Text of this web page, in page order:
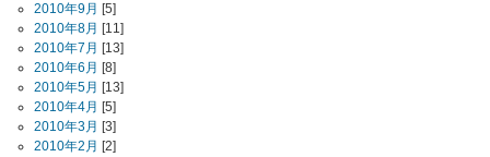
2010年9月 [5]
2010年8月 [11]
2010年7月 [13]
2010年6月 [8]
2010年5月 [13]
2010年4月 [5]
2010年3月 [3]
2010年2月 [2]